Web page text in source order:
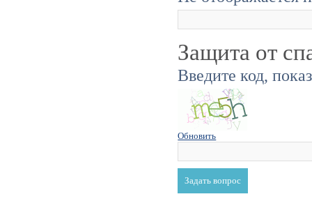
Защита от
Введите код,
Обновить